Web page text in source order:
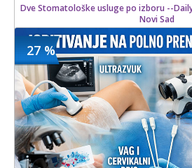
Dve Stomatološke usluge po izboru --
Novi Sad
3000 din
6000 din
27 %